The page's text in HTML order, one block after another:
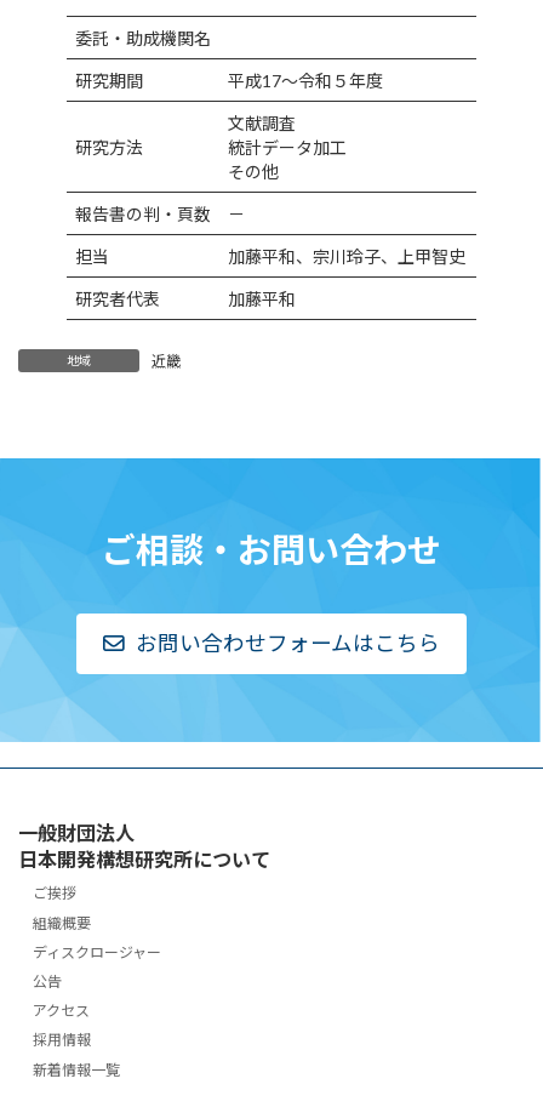
委託・助成機関名
研究期間 平成17～令和５年度
研究方法
文献調査
統計データ加工
その他
報告書の判・頁数 －
担当 加藤平和、宗川玲子、上甲智史
研究者代表 加藤平和
地域 近畿
ご相談・お問い合わせ
お問い合わせフォームはこちら
一般財団法人
日本開発構想研究所について
ご挨拶
組織概要
ディスクロージャー
公告
アクセス
採用情報
新着情報一覧